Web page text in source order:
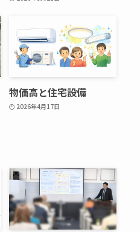
物価高と住宅設備
2026年4月17日